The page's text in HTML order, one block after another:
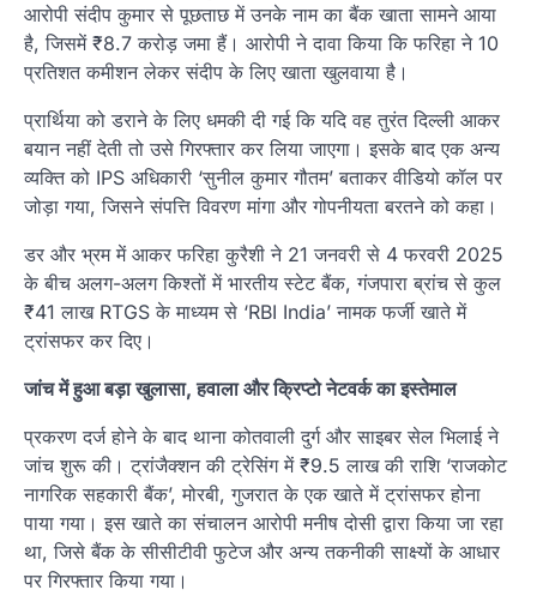
आरोपी संदीप कुमार से पूछताछ में उनके नाम का बैंक खाता सामने आया
है, जिसमें ₹8.7 करोड़ जमा हैं। आरोपी ने दावा किया कि फरिहा ने 10
प्रतिशत कमीशन लेकर संदीप के लिए खाता खुलवाया है।
प्रार्थिया को डराने के लिए धमकी दी गई कि यदि वह तुरंत दिल्ली आकर
बयान नहीं देती तो उसे गिरफ्तार कर लिया जाएगा। इसके बाद एक अन्य
व्यक्ति को IPS अधिकारी ‘सुनील कुमार गौतम’ बताकर वीडियो कॉल पर
जोड़ा गया, जिसने संपत्ति विवरण मांगा और गोपनीयता बरतने को कहा।
डर और भ्रम में आकर फरिहा कुरैशी ने 21 जनवरी से 4 फरवरी 2025
के बीच अलग-अलग किश्तों में भारतीय स्टेट बैंक, गंजपारा ब्रांच से कुल
₹41 लाख RTGS के माध्यम से ‘RBI India’ नामक फर्जी खाते में
ट्रांसफर कर दिए।
जांच में हुआ बड़ा खुलासा, हवाला और क्रिप्टो नेटवर्क का इस्तेमाल
प्रकरण दर्ज होने के बाद थाना कोतवाली दुर्ग और साइबर सेल भिलाई ने
जांच शुरू की। ट्रांजैक्शन की ट्रेसिंग में ₹9.5 लाख की राशि ‘राजकोट
नागरिक सहकारी बैंक’, मोरबी, गुजरात के एक खाते में ट्रांसफर होना
पाया गया। इस खाते का संचालन आरोपी मनीष दोसी द्वारा किया जा रहा
था, जिसे बैंक के सीसीटीवी फुटेज और अन्य तकनीकी साक्ष्यों के आधार
पर गिरफ्तार किया गया।